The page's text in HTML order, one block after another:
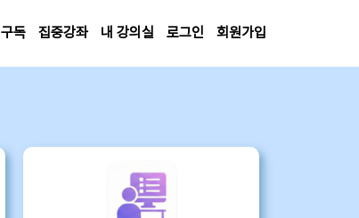
구독 집중강좌 내 강의실 로그인 회원가입